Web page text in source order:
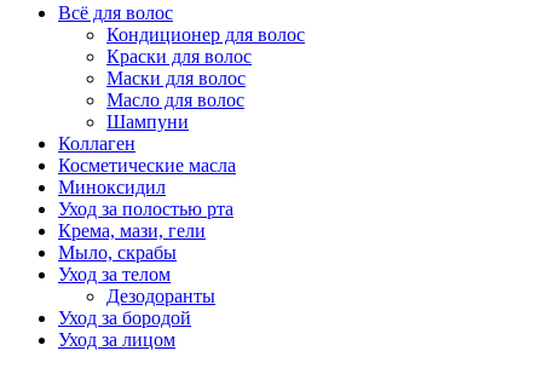
Всё для волос
Кондиционер для волос
Краски для волос
Маски для волос
Масло для волос
Шампуни
Коллаген
Косметические масла
Миноксидил
Уход за полостью рта
Крема, мази, гели
Мыло, скрабы
Уход за телом
Дезодоранты
Уход за бородой
Уход за лицом